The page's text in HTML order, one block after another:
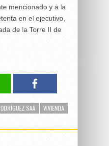
mencionado y a la
en el ejecutivo,
de la Torre II de
SAÁ VIVIENDA